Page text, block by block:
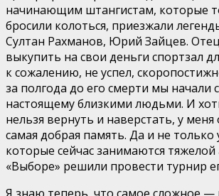
начинающим штангистам, которые
бросили колоться, приезжали
Султан Рахманов, Юрий Зайцев.
выкупить на свои деньги спортзал
к сожалению, не успел,
за полгода до его смерти мы начали
настоящему близкими людьми. И
нельзя вернуть и наверстать, у меня
самая добрая память. Да и не
которые сейчас занимаются тяжелой
«Выборе» решили провести турнир